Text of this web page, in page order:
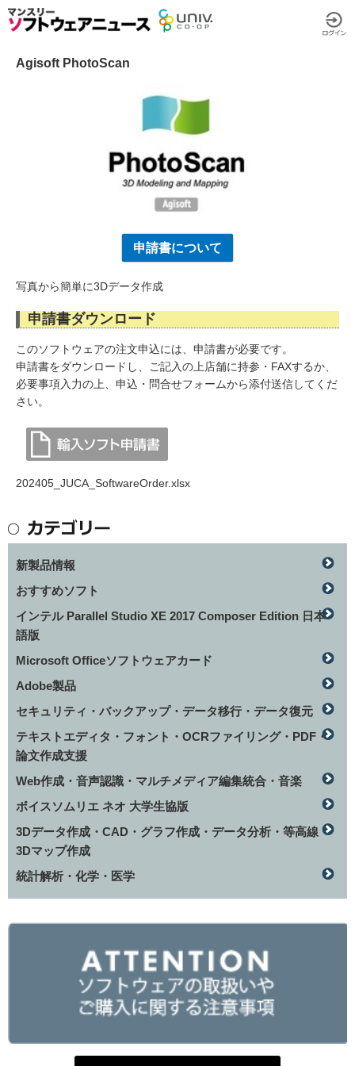
Agisoft PhotoScan
申請書について
写真から簡単に3Dデータ作成
申請書ダウンロード
このソフトウェアの注文申込には、申請書が必要です。
申請書をダウンロードし、ご記入の上店舗に持参・FAXするか、
必要事項入力の上、申込・問合せフォームから添付送信してくだ
さい。
202405_JUCA_SoftwareOrder.xlsx
新製品情報
おすすめソフト
インテル Parallel Studio XE 2017 Composer Edition 日本
語版
Microsoft Officeソフトウェアカード
Adobe製品
セキュリティ・バックアップ・データ移行・データ復元
テキストエディタ・フォント・OCRファイリング・PDF・
論文作成支援
Web作成・音声認識・マルチメディア編集統合・音楽
ボイスソムリエ ネオ 大学生協版
3Dデータ作成・CAD・グラフ作成・データ分析・等高線
3Dマップ作成
統計解析・化学・医学